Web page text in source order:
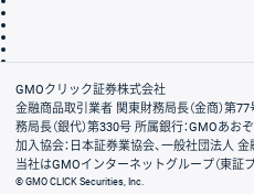
会社案内
GMOクリック証券株式会社
金融商品取引業者 関東財務局長（金商）第
務局長（銀代）第330号 所属銀行：GMOあ
加入協会：日本証券業協会、一般社団法人
当社はGMOインターネットグループ（東証
© GMO CLICK Securities, Inc.